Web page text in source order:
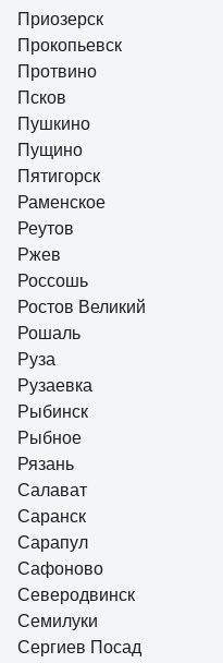
Приозерск
Прокопьевск
Протвино
Псков
Пушкино
Пущино
Пятигорск
Раменское
Реутов
Ржев
Россошь
Ростов Великий
Рошаль
Руза
Рузаевка
Рыбинск
Рыбное
Рязань
Салават
Саранск
Сарапул
Сафоново
Северодвинск
Семилуки
Сергиев Посад